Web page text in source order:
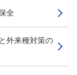
全
外来種対策の